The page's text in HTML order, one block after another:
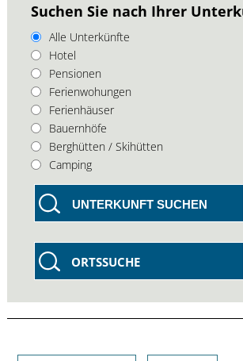
Suchen Sie nach Ihrer
Alle Unterkünfte
Hotel
Pensionen
Ferienwohungen
Ferienhäuser
Bauernhöfe
Berghütten / Skihütten
Camping
UNTERKUNFT SUCHEN
ORTSSUCHE